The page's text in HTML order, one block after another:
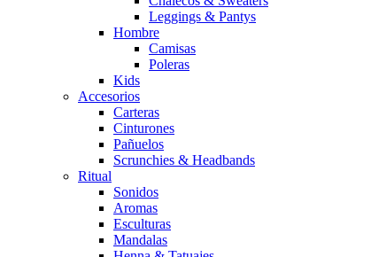
Leggings & Pantys
Hombre
Camisas
Poleras
Kids
Accesorios
Carteras
Cinturones
Pañuelos
Scrunchies & Headbands
Ritual
Sonidos
Aromas
Esculturas
Mandalas